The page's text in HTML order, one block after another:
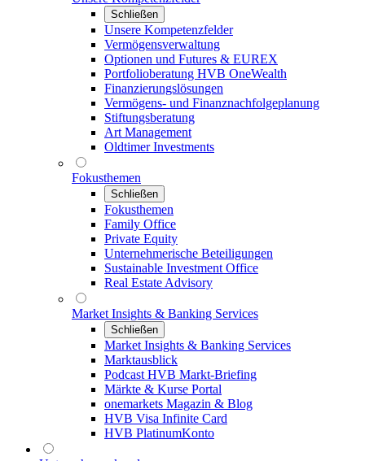
Schließen
Unsere Kompetenzfelder
Vermögensverwaltung
Optionen und Futures & EUREX
Portfolioberatung HVB OneWealth
Finanzierungslösungen
Vermögens- und Finanznachfolgeplanung
Stiftungsberatung
Art Management
Oldtimer Investments
Fokusthemen
Schließen
Fokusthemen
Family Office
Private Equity
Unternehmerische Beteiligungen
Sustainable Investment Office
Real Estate Advisory
Market Insights & Banking Services
Schließen
Market Insights & Banking Services
Marktausblick
Podcast HVB Markt-Briefing
Märkte & Kurse Portal
onemarkets Magazin & Blog
HVB Visa Infinite Card
HVB PlatinumKonto